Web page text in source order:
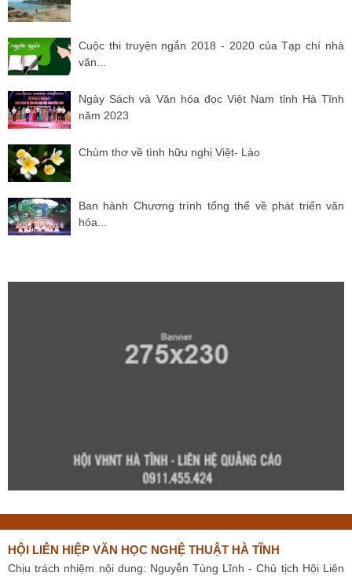
Cuộc thi truyện ngắn 2018 - 2020 của Tạp chí nhà
văn...
Ngày Sách và Văn hóa đọc Việt Nam tỉnh Hà Tĩnh
năm 2023
Chùm thơ về tình hữu nghị Việt- Lào
Ban hành Chương trình tổng thể về phát triển văn
hóa...
HỘI LIÊN HIỆP VĂN HỌC NGHỆ THUẬT HÀ TĨNH
Chịu trách nhiệm nội dung: Nguyễn Tùng Lĩnh - Chủ tịch Hội Liên